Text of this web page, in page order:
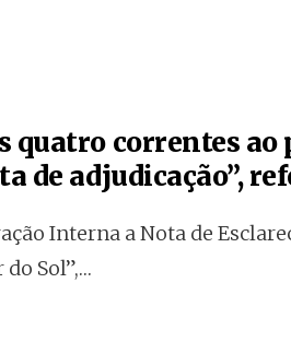
quatro correntes
de adjudicação”,
Interna a Nota de
Sol”,…